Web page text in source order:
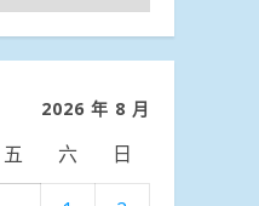
2026 年 8 月
五 六 日